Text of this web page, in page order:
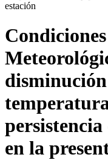
estación
en la